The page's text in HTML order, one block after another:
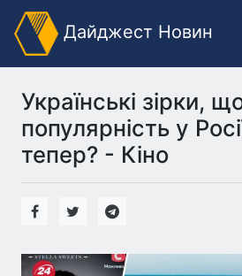
Дайджест Новин
Українські зірки,
популярність у
тепер? - Кіно